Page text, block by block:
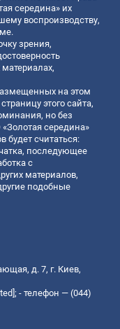
середина» их
воспроизводству,
зрения,
на этом
этого сайта,
но без
середина»
считаться:
последующее
с
материалов,
подобные
д. 7, г. Киев,
; - телефон — (044)